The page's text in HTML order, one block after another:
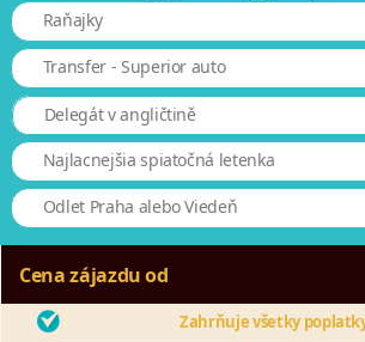
Raňajky
Transfer - Superior auto
Delegát v angličtině
Najlacnejšia spiatočná letenka
Odlet Praha alebo Viedeň
Cena zájazdu od
Zahrňuje všetky